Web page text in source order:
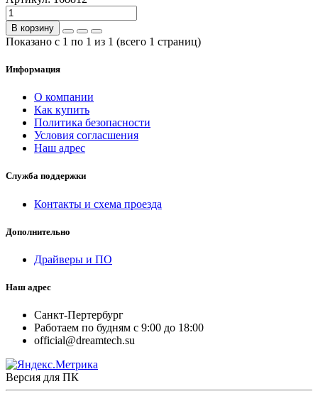
В корзину
Показано с 1 по 1 из 1 (всего 1 страниц)
Информация
О компании
Как купить
Политика безопасности
Условия согласшения
Наш адрес
Служба поддержки
Контакты и схема проезда
Дополнительно
Драйверы и ПО
Наш адрес
Санкт-Пертербург
Работаем по будням с 9:00 до 18:00
official@dreamtech.su
Версия для ПК